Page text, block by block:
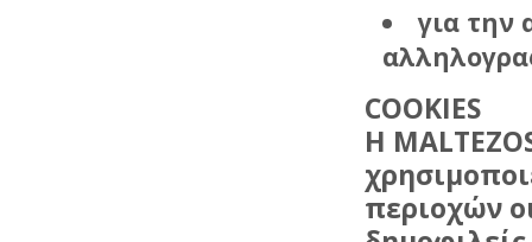
για την
COOKIES
Η
περιοχών